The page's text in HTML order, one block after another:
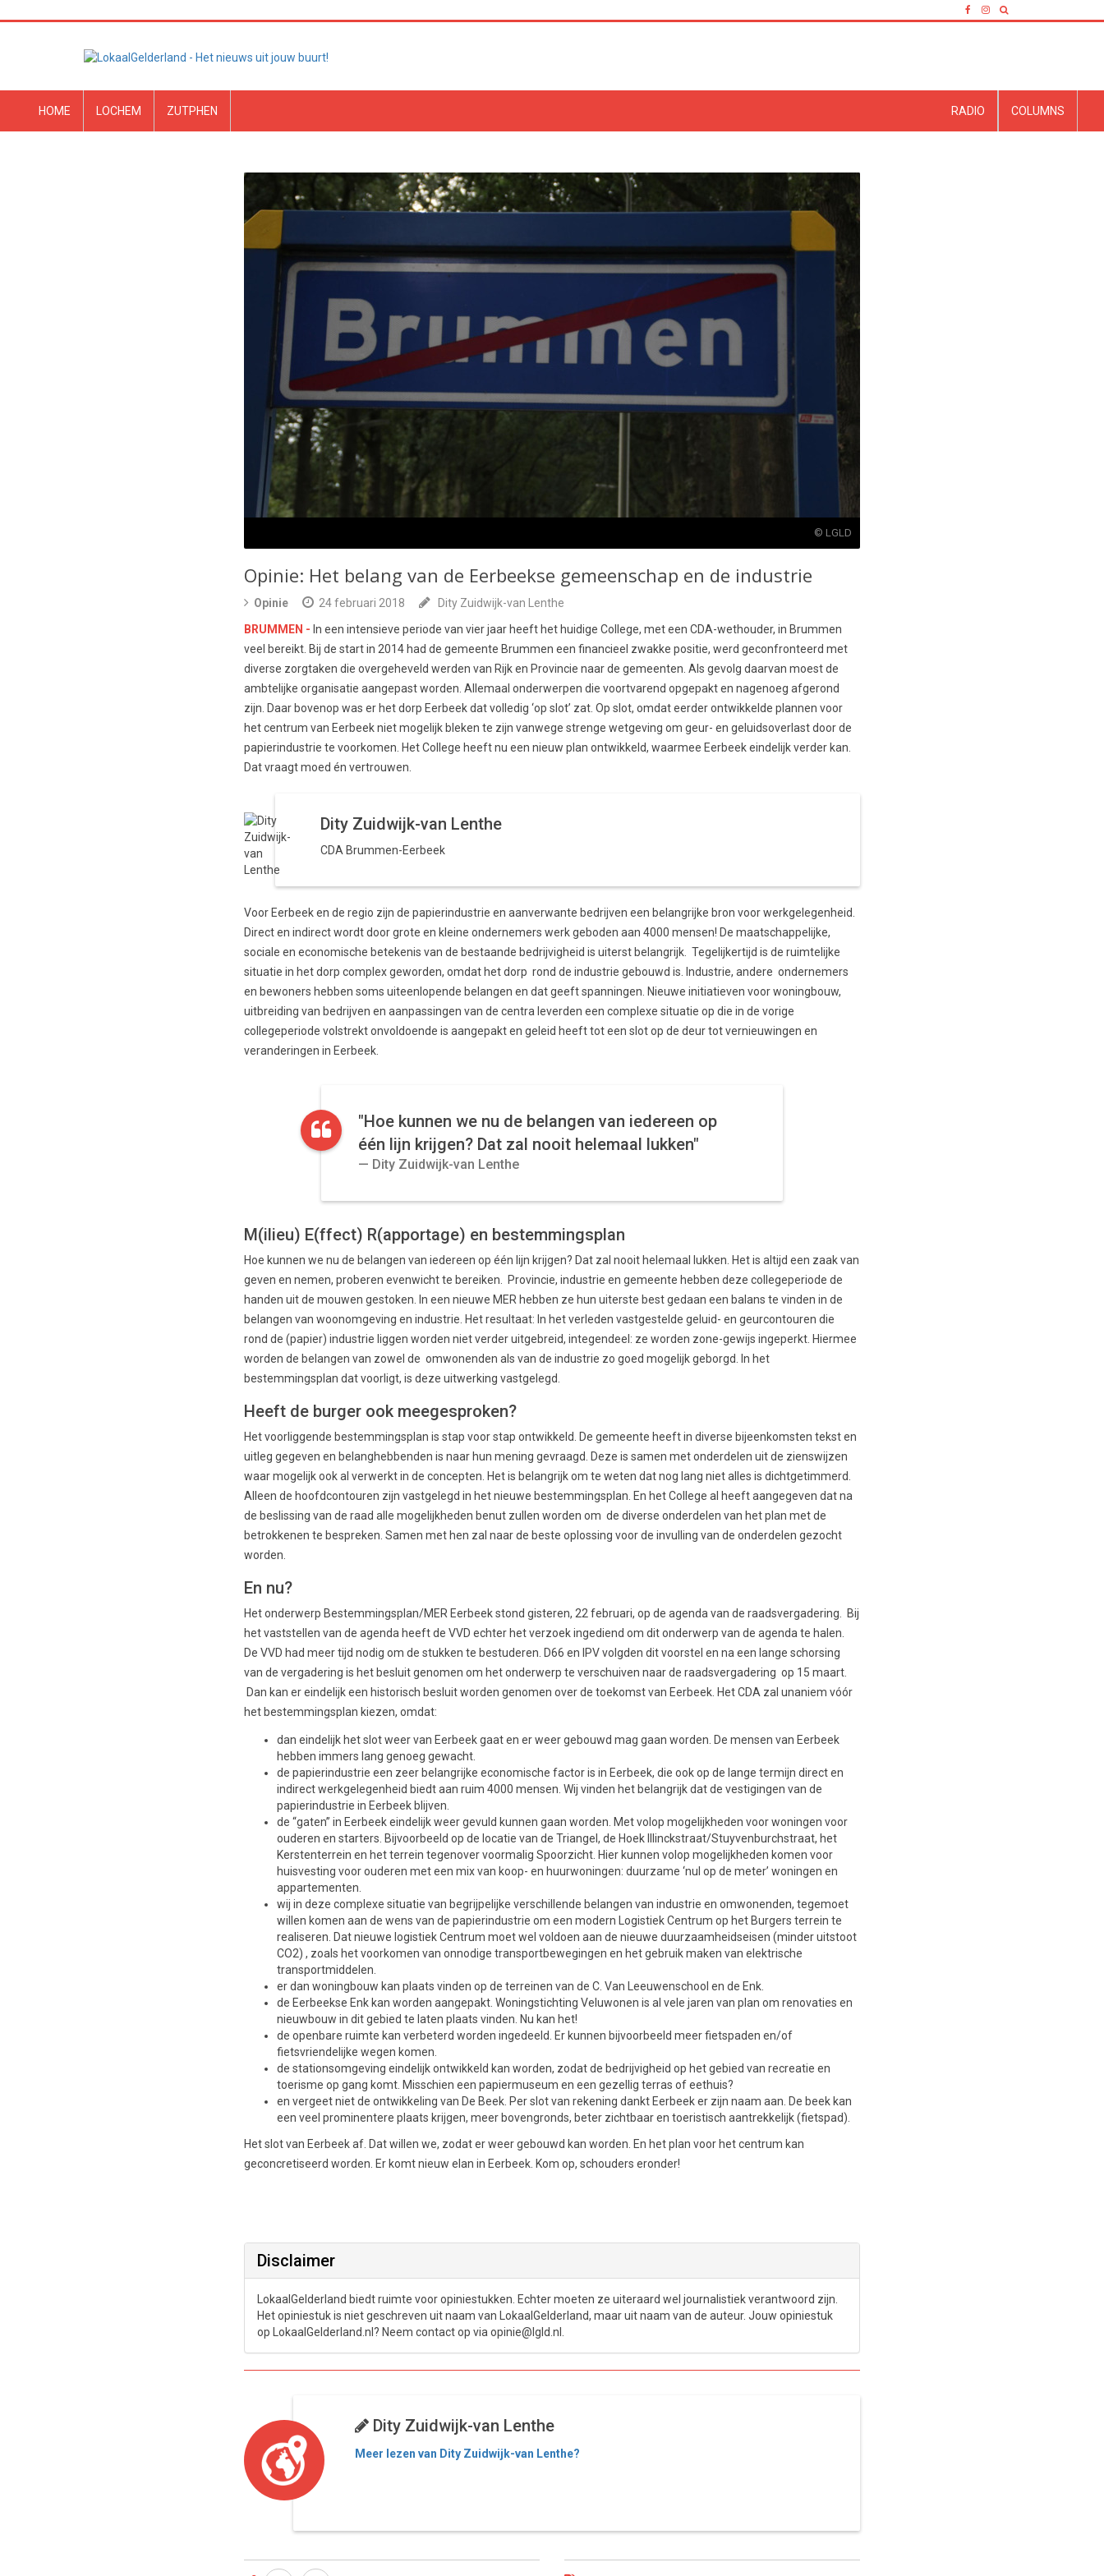
HOME LOCHEM ZUTPHEN COLUMNS
RADIO
© LGLD
Opinie: Het belang van de Eerbeekse gemeenschap en de industrie
Opinie 24 februari 2018
Dity Zuidwijk-van Lenthe
BRUMMEN - In een intensieve periode van vier jaar heeft het huidige College, met een CDA-wethouder, in Brummen
veel bereikt. Bij de start in 2014 had de gemeente Brummen een financieel zwakke positie, werd geconfronteerd met
diverse zorgtaken die overgeheveld werden van Rijk en Provincie naar de gemeenten. Als gevolg daarvan moest de
ambtelijke organisatie aangepast worden. Allemaal onderwerpen die voortvarend opgepakt en nagenoeg afgerond
zijn. Daar bovenop was er het dorp Eerbeek dat volledig ‘op slot’ zat. Op slot, omdat eerder ontwikkelde plannen voor
het centrum van Eerbeek niet mogelijk bleken te zijn vanwege strenge wetgeving om geur- en geluidsoverlast door de
papierindustrie te voorkomen. Het College heeft nu een nieuw plan ontwikkeld, waarmee Eerbeek eindelijk verder kan.
Dat vraagt moed én vertrouwen.
Dity Zuidwijk-van Lenthe
CDA Brummen-Eerbeek
Voor Eerbeek en de regio zijn de papierindustrie en aanverwante bedrijven een belangrijke bron voor werkgelegenheid.
Direct en indirect wordt door grote en kleine ondernemers werk geboden aan 4000 mensen! De maatschappelijke,
sociale en economische betekenis van de bestaande bedrijvigheid is uiterst belangrijk. Tegelijkertijd is de ruimtelijke
situatie in het dorp complex geworden, omdat het dorp rond de industrie gebouwd is. Industrie, andere ondernemers
en bewoners hebben soms uiteenlopende belangen en dat geeft spanningen. Nieuwe initiatieven voor woningbouw,
uitbreiding van bedrijven en aanpassingen van de centra leverden een complexe situatie op die in de vorige
collegeperiode volstrekt onvoldoende is aangepakt en geleid heeft tot een slot op de deur tot vernieuwingen en
veranderingen in Eerbeek.
"Hoe kunnen we nu de belangen van iedereen op
één lijn krijgen? Dat zal nooit helemaal lukken"
Dity Zuidwijk-van Lenthe
M(ilieu) E(ffect) R(apportage) en bestemmingsplan
Hoe kunnen we nu de belangen van iedereen op één lijn krijgen? Dat zal nooit helemaal lukken. Het is altijd een zaak van
geven en nemen, proberen evenwicht te bereiken. Provincie, industrie en gemeente hebben deze collegeperiode de
handen uit de mouwen gestoken. In een nieuwe MER hebben ze hun uiterste best gedaan een balans te vinden in de
belangen van woonomgeving en industrie. Het resultaat: In het verleden vastgestelde geluid- en geurcontouren die
rond de (papier) industrie liggen worden niet verder uitgebreid, integendeel: ze worden zone-gewijs ingeperkt. Hiermee
worden de belangen van zowel de omwonenden als van de industrie zo goed mogelijk geborgd. In het
bestemmingsplan dat voorligt, is deze uitwerking vastgelegd.
Heeft de burger ook meegesproken?
Het voorliggende bestemmingsplan is stap voor stap ontwikkeld. De gemeente heeft in diverse bijeenkomsten tekst en
uitleg gegeven en belanghebbenden is naar hun mening gevraagd. Deze is samen met onderdelen uit de zienswijzen
waar mogelijk ook al verwerkt in de concepten. Het is belangrijk om te weten dat nog lang niet alles is dichtgetimmerd.
Alleen de hoofdcontouren zijn vastgelegd in het nieuwe bestemmingsplan. En het College al heeft aangegeven dat na
de beslissing van de raad alle mogelijkheden benut zullen worden om de diverse onderdelen van het plan met de
betrokkenen te bespreken. Samen met hen zal naar de beste oplossing voor de invulling van de onderdelen gezocht
worden.
En nu?
Het onderwerp Bestemmingsplan/MER Eerbeek stond gisteren, 22 februari, op de agenda van de raadsvergadering. Bij
het vaststellen van de agenda heeft de VVD echter het verzoek ingediend om dit onderwerp van de agenda te halen.
De VVD had meer tijd nodig om de stukken te bestuderen. D66 en IPV volgden dit voorstel en na een lange schorsing
van de vergadering is het besluit genomen om het onderwerp te verschuiven naar de raadsvergadering op 15 maart.
Dan kan er eindelijk een historisch besluit worden genomen over de toekomst van Eerbeek. Het CDA zal unaniem vóór
het bestemmingsplan kiezen, omdat:
dan eindelijk het slot weer van Eerbeek gaat en er weer gebouwd mag gaan worden. De mensen van Eerbeek
hebben immers lang genoeg gewacht.
de papierindustrie een zeer belangrijke economische factor is in Eerbeek, die ook op de lange termijn direct en
indirect werkgelegenheid biedt aan ruim 4000 mensen. Wij vinden het belangrijk dat de vestigingen van de
papierindustrie in Eerbeek blijven.
de “gaten” in Eerbeek eindelijk weer gevuld kunnen gaan worden. Met volop mogelijkheden voor woningen voor
ouderen en starters. Bijvoorbeeld op de locatie van de Triangel, de Hoek Illinckstraat/Stuyvenburchstraat, het
Kerstenterrein en het terrein tegenover voormalig Spoorzicht. Hier kunnen volop mogelijkheden komen voor
huisvesting voor ouderen met een mix van koop- en huurwoningen: duurzame ‘nul op de meter’ woningen en
appartementen.
wij in deze complexe situatie van begrijpelijke verschillende belangen van industrie en omwonenden, tegemoet
willen komen aan de wens van de papierindustrie om een modern Logistiek Centrum op het Burgers terrein te
realiseren. Dat nieuwe logistiek Centrum moet wel voldoen aan de nieuwe duurzaamheidseisen (minder uitstoot
CO2) , zoals het voorkomen van onnodige transportbewegingen en het gebruik maken van elektrische
transportmiddelen.
er dan woningbouw kan plaats vinden op de terreinen van de C. Van Leeuwenschool en de Enk.
de Eerbeekse Enk kan worden aangepakt. Woningstichting Veluwonen is al vele jaren van plan om renovaties en
nieuwbouw in dit gebied te laten plaats vinden. Nu kan het!
de openbare ruimte kan verbeterd worden ingedeeld. Er kunnen bijvoorbeeld meer fietspaden en/of
fietsvriendelijke wegen komen.
de stationsomgeving eindelijk ontwikkeld kan worden, zodat de bedrijvigheid op het gebied van recreatie en
toerisme op gang komt. Misschien een papiermuseum en een gezellig terras of eethuis?
en vergeet niet de ontwikkeling van De Beek. Per slot van rekening dankt Eerbeek er zijn naam aan. De beek kan
een veel prominentere plaats krijgen, meer bovengronds, beter zichtbaar en toeristisch aantrekkelijk (fietspad).
Het slot van Eerbeek af. Dat willen we, zodat er weer gebouwd kan worden. En het plan voor het centrum kan
geconcretiseerd worden. Er komt nieuw elan in Eerbeek. Kom op, schouders eronder!
Disclaimer
LokaalGelderland biedt ruimte voor opiniestukken. Echter moeten ze uiteraard wel journalistiek verantwoord zijn.
Het opiniestuk is niet geschreven uit naam van LokaalGelderland, maar uit naam van de auteur. Jouw opiniestuk
op LokaalGelderland.nl? Neem contact op via opinie@lgld.nl.
Dity Zuidwijk-van Lenthe
Meer lezen van Dity Zuidwijk-van Lenthe?